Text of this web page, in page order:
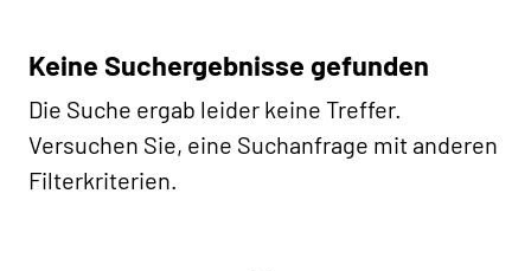
Keine Suchergebnisse gefunden
Die Suche ergab leider keine Treffer.
Versuchen Sie, eine Suchanfrage mit anderen
Filterkriterien.